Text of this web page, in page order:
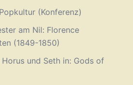
(Konferenz)
am Nil: Florence
(1849-1850)
und Seth in: Gods of